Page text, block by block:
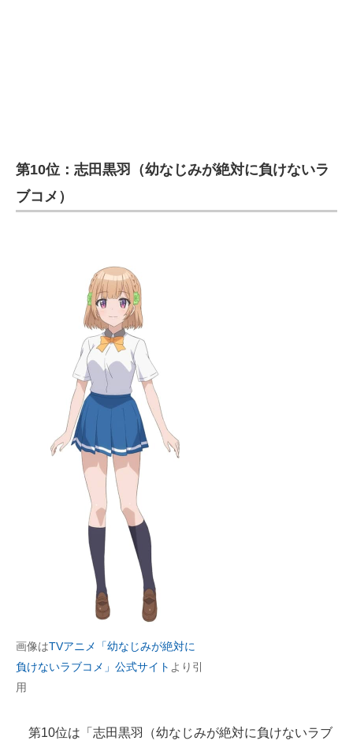
ちょっと気になるネットの話題
第10位：志田黒羽（幼なじみが絶対に負けないラ
ブコメ）
画像はTVアニメ「幼なじみが絶対に
負けないラブコメ」公式サイト より引
用
第10位は「志田黒羽（幼なじみが絶対に負けないラブ